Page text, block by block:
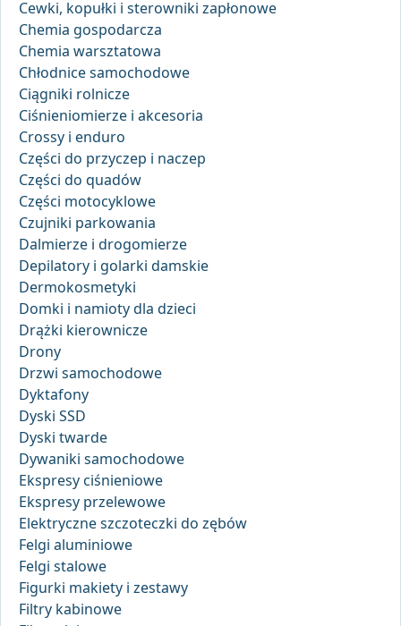
Cewki, kopułki i sterowniki zapłonowe
Chemia gospodarcza
Chemia warsztatowa
Chłodnice samochodowe
Ciągniki rolnicze
Ciśnieniomierze i akcesoria
Crossy i enduro
Części do przyczep i naczep
Części do quadów
Części motocyklowe
Czujniki parkowania
Dalmierze i drogomierze
Depilatory i golarki damskie
Dermokosmetyki
Domki i namioty dla dzieci
Drążki kierownicze
Drony
Drzwi samochodowe
Dyktafony
Dyski SSD
Dyski twarde
Dywaniki samochodowe
Ekspresy ciśnieniowe
Ekspresy przelewowe
Elektryczne szczoteczki do zębów
Felgi aluminiowe
Felgi stalowe
Figurki makiety i zestawy
Filtry kabinowe